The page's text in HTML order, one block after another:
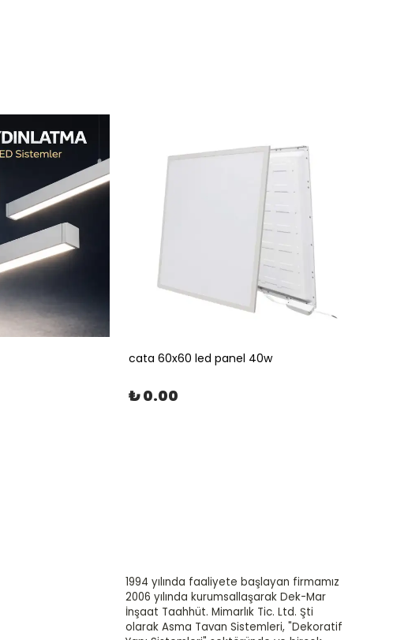
cata 60x60 led panel 40w
₺ 0.00
1994 yılında faaliyete başlayan firmamız
2006 yılında kurumsallaşarak Dek-Mar
İnşaat Taahhüt. Mimarlık Tic. Ltd. Şti
olarak Asma Tavan Sistemleri, "Dekoratif